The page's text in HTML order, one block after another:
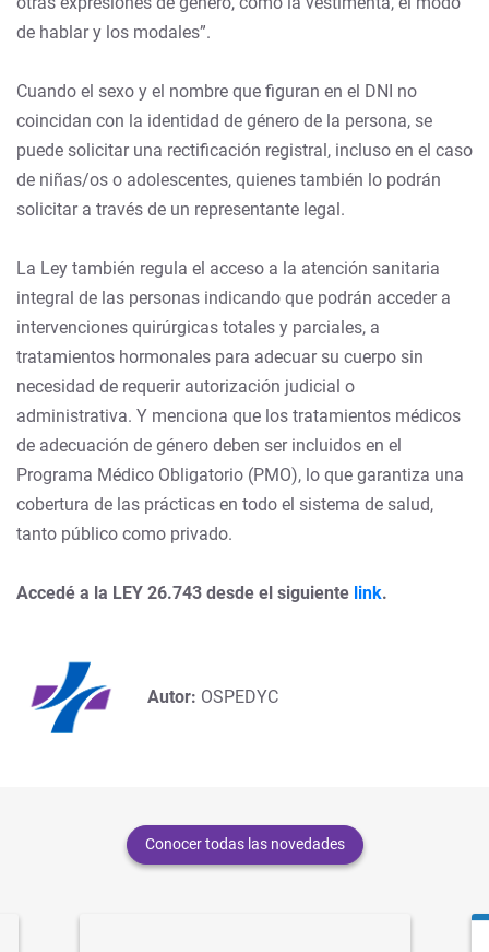
de hablar y los modales”.
Cuando el sexo y el nombre que figuran en el DNI no
coincidan con la identidad de género de la persona, se
puede solicitar una rectificación registral, incluso en el caso
de niñas/os o adolescentes, quienes también lo podrán
solicitar a través de un representante legal.
La Ley también regula el acceso a la atención sanitaria
integral de las personas indicando que podrán acceder a
intervenciones quirúrgicas totales y parciales, a
tratamientos hormonales para adecuar su cuerpo sin
necesidad de requerir autorización judicial o
administrativa. Y menciona que los tratamientos médicos
de adecuación de género deben ser incluidos en el
Programa Médico Obligatorio (PMO), lo que garantiza una
cobertura de las prácticas en todo el sistema de salud,
tanto público como privado.
Accedé a la LEY 26.743 desde el siguiente link.
Autor: OSPEDYC
Conocer todas las novedades